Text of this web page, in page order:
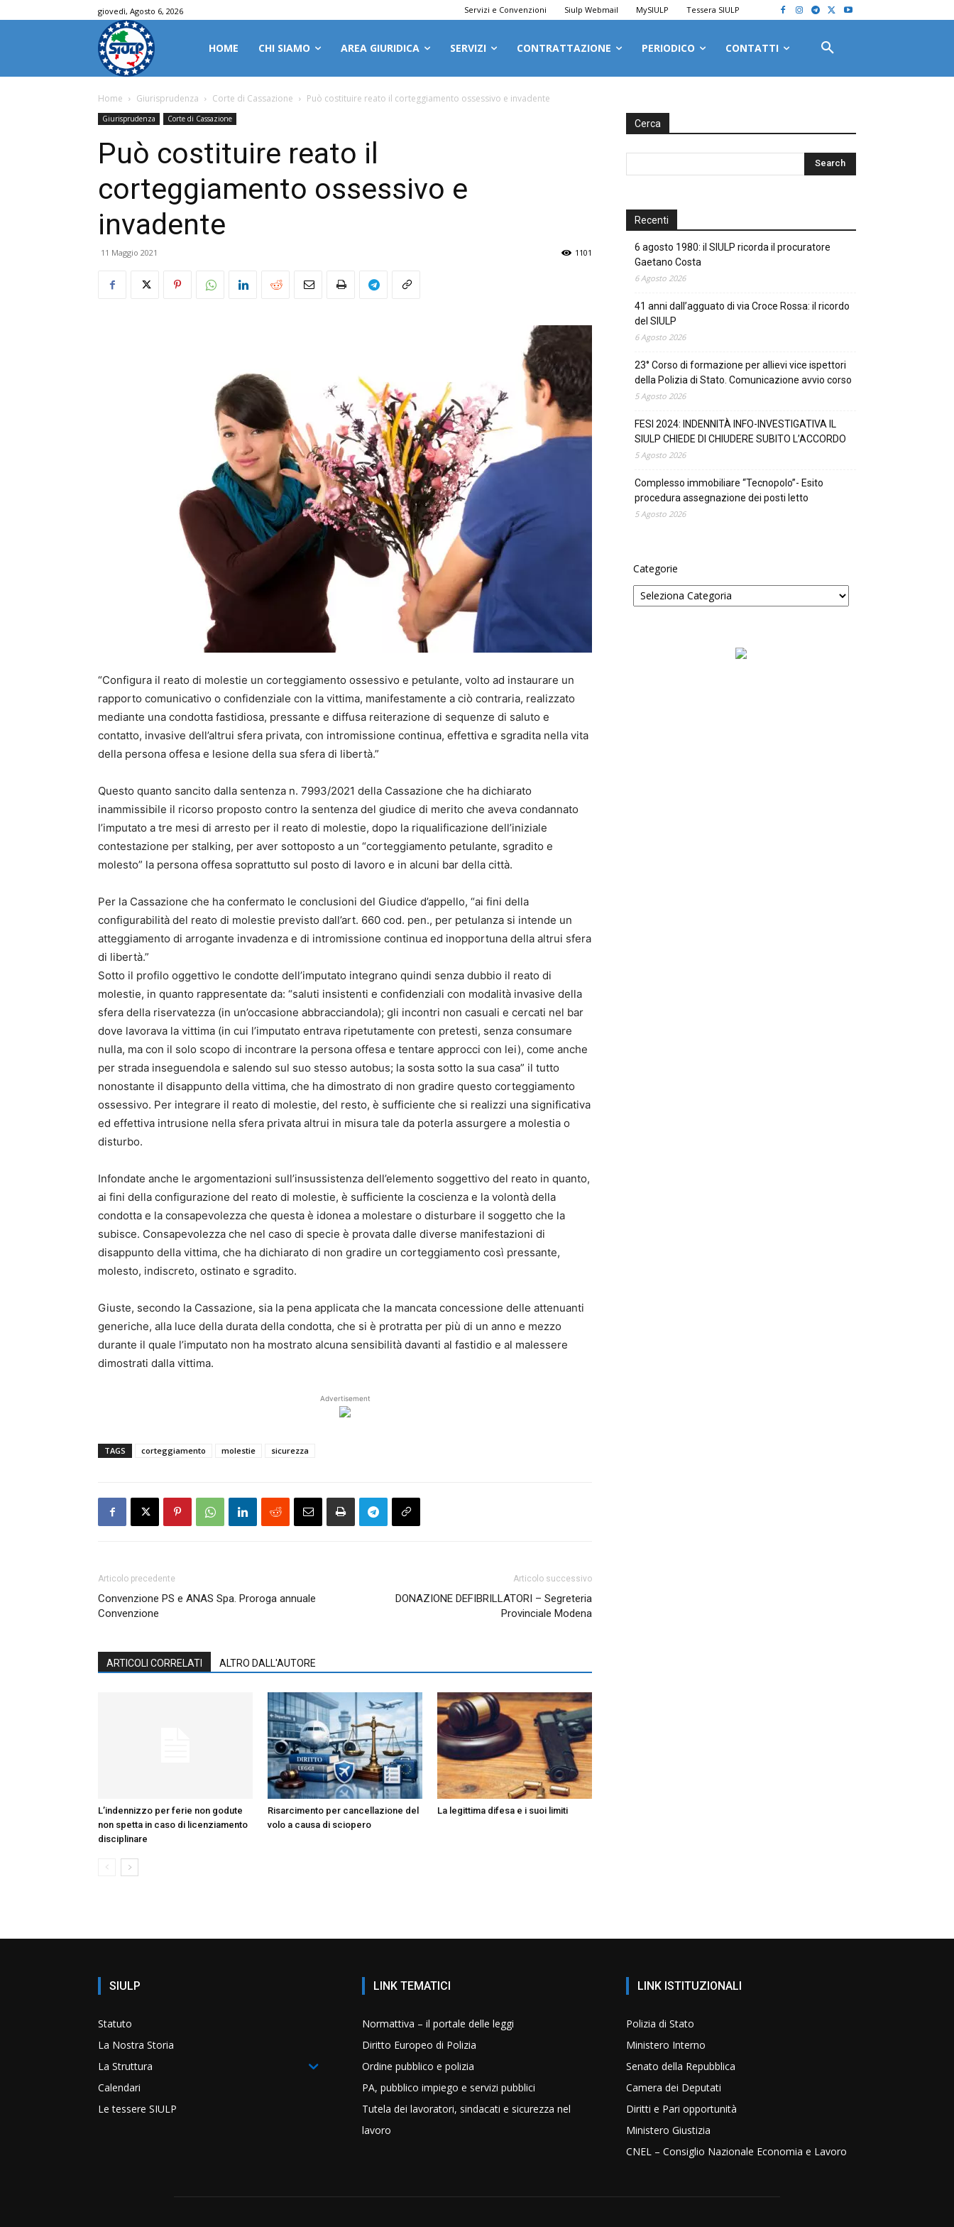
giovedì, Agosto 6, 2026 Servizi e Convenzioni Siulp Webmail MySIULP Tessera SIULP
HOME CHI SIAMO AREA GIURIDICA SERVIZI CONTRATTAZIONE PERIODICO CONTATTI
Home Giurisprudenza Corte di Cassazione Può costituire reato il corteggiamento ossessivo e invadente
Giurisprudenza Corte di Cassazione
Può costituire reato il
corteggiamento ossessivo e
invadente
11 Maggio 2021 1101
“Configura il reato di molestie un corteggiamento ossessivo e petulante, volto ad instaurare un
rapporto comunicativo o confidenziale con la vittima, manifestamente a ciò contraria, realizzato
mediante una condotta fastidiosa, pressante e diffusa reiterazione di sequenze di saluto e
contatto, invasive dell’altrui sfera privata, con intromissione continua, effettiva e sgradita nella vita
della persona offesa e lesione della sua sfera di libertà.”
Questo quanto sancito dalla sentenza n. 7993/2021 della Cassazione che ha dichiarato
inammissibile il ricorso proposto contro la sentenza del giudice di merito che aveva condannato
l’imputato a tre mesi di arresto per il reato di molestie, dopo la riqualificazione dell’iniziale
contestazione per stalking, per aver sottoposto a un “corteggiamento petulante, sgradito e
molesto” la persona offesa soprattutto sul posto di lavoro e in alcuni bar della città.
Per la Cassazione che ha confermato le conclusioni del Giudice d’appello, “ai fini della
configurabilità del reato di molestie previsto dall’art. 660 cod. pen., per petulanza si intende un
atteggiamento di arrogante invadenza e di intromissione continua ed inopportuna della altrui sfera
di libertà.”
Sotto il profilo oggettivo le condotte dell’imputato integrano quindi senza dubbio il reato di
molestie, in quanto rappresentate da: “saluti insistenti e confidenziali con modalità invasive della
sfera della riservatezza (in un’occasione abbracciandola); gli incontri non casuali e cercati nel bar
dove lavorava la vittima (in cui l’imputato entrava ripetutamente con pretesti, senza consumare
nulla, ma con il solo scopo di incontrare la persona offesa e tentare approcci con lei), come anche
per strada inseguendola e salendo sul suo stesso autobus; la sosta sotto la sua casa” il tutto
nonostante il disappunto della vittima, che ha dimostrato di non gradire questo corteggiamento
ossessivo. Per integrare il reato di molestie, del resto, è sufficiente che si realizzi una significativa
ed effettiva intrusione nella sfera privata altrui in misura tale da poterla assurgere a molestia o
disturbo.
Infondate anche le argomentazioni sull’insussistenza dell’elemento soggettivo del reato in quanto,
ai fini della configurazione del reato di molestie, è sufficiente la coscienza e la volontà della
condotta e la consapevolezza che questa è idonea a molestare o disturbare il soggetto che la
subisce. Consapevolezza che nel caso di specie è provata dalle diverse manifestazioni di
disappunto della vittima, che ha dichiarato di non gradire un corteggiamento così pressante,
molesto, indiscreto, ostinato e sgradito.
Giuste, secondo la Cassazione, sia la pena applicata che la mancata concessione delle attenuanti
generiche, alla luce della durata della condotta, che si è protratta per più di un anno e mezzo
durante il quale l’imputato non ha mostrato alcuna sensibilità davanti al fastidio e al malessere
dimostrati dalla vittima.
Advertisement
TAGS corteggiamento molestie sicurezza
Articolo precedente
Convenzione PS e ANAS Spa. Proroga annuale
Convenzione
Articolo successivo
DONAZIONE DEFIBRILLATORI – Segreteria
Provinciale Modena
ARTICOLI CORRELATI ALTRO DALL'AUTORE
L’indennizzo per ferie non godute
non spetta in caso di licenziamento
disciplinare
Risarcimento per cancellazione del
volo a causa di sciopero
La legittima difesa e i suoi limiti
Cerca
Recenti
6 agosto 1980: il SIULP ricorda il procuratore
Gaetano Costa
6 Agosto 2026
41 anni dall’agguato di via Croce Rossa: il ricordo
del SIULP
6 Agosto 2026
23° Corso di formazione per allievi vice ispettori
della Polizia di Stato. Comunicazione avvio corso
5 Agosto 2026
FESI 2024: INDENNITÀ INFO-INVESTIGATIVA IL
SIULP CHIEDE DI CHIUDERE SUBITO L’ACCORDO
5 Agosto 2026
Complesso immobiliare “Tecnopolo”- Esito
procedura assegnazione dei posti letto
5 Agosto 2026
Categorie
SIULP
Statuto
La Nostra Storia
La Struttura
Calendari
Le tessere SIULP
LINK TEMATICI
Normattiva – il portale delle leggi
Diritto Europeo di Polizia
Ordine pubblico e polizia
PA, pubblico impiego e servizi pubblici
Tutela dei lavoratori, sindacati e sicurezza nel
lavoro
LINK ISTITUZIONALI
Polizia di Stato
Ministero Interno
Senato della Repubblica
Camera dei Deputati
Diritti e Pari opportunità
Ministero Giustizia
CNEL – Consiglio Nazionale Economia e Lavoro